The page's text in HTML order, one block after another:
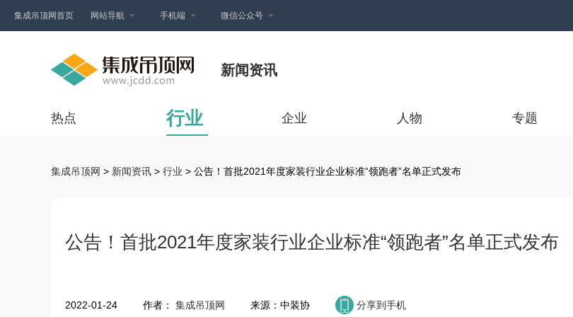
集成吊顶网首页 网站导航 手机端 微信公众号
新闻资讯
热点 行业 企业 人物 专题
集成吊顶网 > 新闻资讯 > 行业 > 公告！首批2021年度家装行业企业标准“领跑者”名单正式发布
公告！首批2021年度家装行业企业标准“领跑者”名单正式发布
2022-01-24 作者： 集成吊顶网 来源：中装协 分享到手机